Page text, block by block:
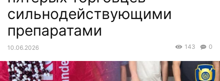
сильнодействующими
препаратами
10.06.2026 0
143